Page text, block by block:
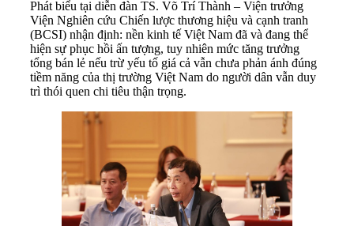
Phát biểu tại diễn đàn TS. Võ Trí Thành – Viện trưởng
Viện Nghiên cứu Chiến lược thương hiệu và cạnh tranh
(BCSI) nhận định: nền kinh tế Việt Nam đã và đang thể
hiện sự phục hồi ấn tượng, tuy nhiên mức tăng trưởng
tổng bán lẻ nếu trừ yếu tố giá cả vẫn chưa phản ánh đúng
tiềm năng của thị trường Việt Nam do người dân vẫn duy
trì thói quen chi tiêu thận trọng.